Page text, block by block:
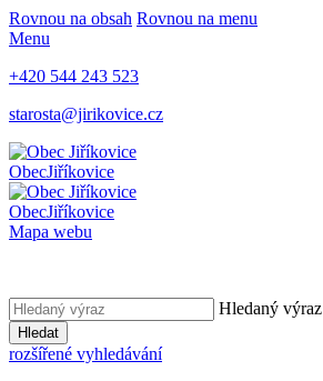
Rovnou na obsah Rovnou na menu
Menu
+420 544 243 523
starosta@jirikovice.cz
ObecJiříkovice
ObecJiříkovice
Mapa webu
Hledaný výraz
Hledat
rozšířené vyhledávání